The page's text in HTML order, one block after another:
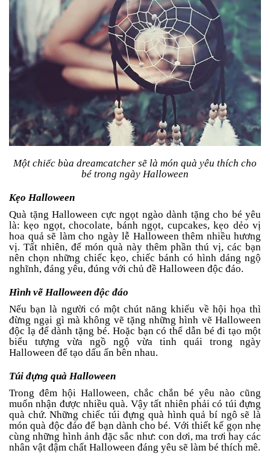
Một chiếc bùa dreamcatcher sẽ là món quà yêu thích cho
bé trong ngày Halloween
Kẹo Halloween
Quà tặng Halloween cực ngọt ngào dành tặng cho bé yêu
là: kẹo ngọt, chocolate, bánh ngọt, cupcakes, kẹo dẻo vị
hoa quả sẽ làm cho ngày lễ Halloween thêm nhiều hương
vị. Tất nhiên, để món quà này thêm phần thú vị, các bạn
nên chọn những chiếc kẹo, chiếc bánh có hình dáng ngộ
nghĩnh, đáng yêu, đúng với chủ đề Halloween độc đáo.
Hình vẽ Halloween độc đáo
Nếu bạn là người có một chút năng khiếu về hội họa thì
đừng ngại gì mà không vẽ tặng những hình vẽ Halloween
độc lạ để dành tặng bé. Hoặc bạn có thể dẫn bé đi tạo một
biểu tượng vừa ngồ ngộ vừa tinh quái trong ngày
Halloween để tạo dấu ấn bên nhau.
Túi đựng quà Halloween
Trong đêm hội Halloween, chắc chắn bé yêu nào cũng
muốn nhận được nhiều quà. Vậy tất nhiên phải có túi đựng
quà chứ. Những chiếc túi đựng quà hình quả bí ngô sẽ là
món quà độc đáo để bạn dành cho bé. Với thiết kế gọn nhẹ
cùng những hình ảnh đặc sắc như: con dơi, ma trơi hay các
nhân vật đậm chất Halloween đáng yêu sẽ làm bé thích mê.